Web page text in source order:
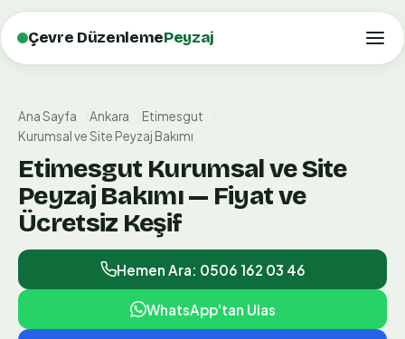
Çevre DüzenlemePeyzaj
Ana Sayfa Ankara
Etimesgut
Kurumsal ve Site Peyzaj Bakımı
Etimesgut Kurumsal ve Site
Peyzaj Bakımı — Fiyat ve
Ücretsiz Keşif
Hemen Ara: 0506 162 03 46
WhatsApp'tan Ulas